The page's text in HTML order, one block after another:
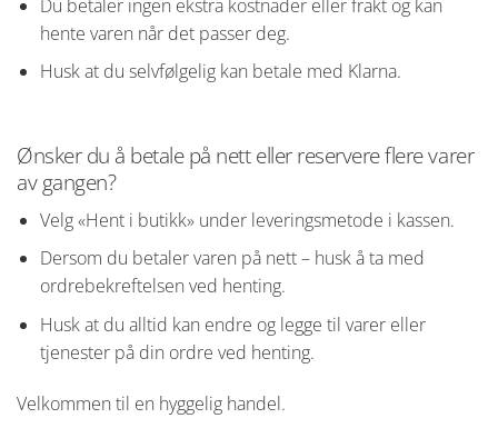
Du betaler ingen ekstra kostnader eller frakt og kan
hente varen når det passer deg.
Husk at du selvfølgelig kan betale med Klarna.
Ønsker du å betale på nett eller reservere flere varer
av gangen?
Velg «Hent i butikk» under leveringsmetode i kassen.
Dersom du betaler varen på nett – husk å ta med
ordrebekreftelsen ved henting.
Husk at du alltid kan endre og legge til varer eller
tjenester på din ordre ved henting.
Velkommen til en hyggelig handel.